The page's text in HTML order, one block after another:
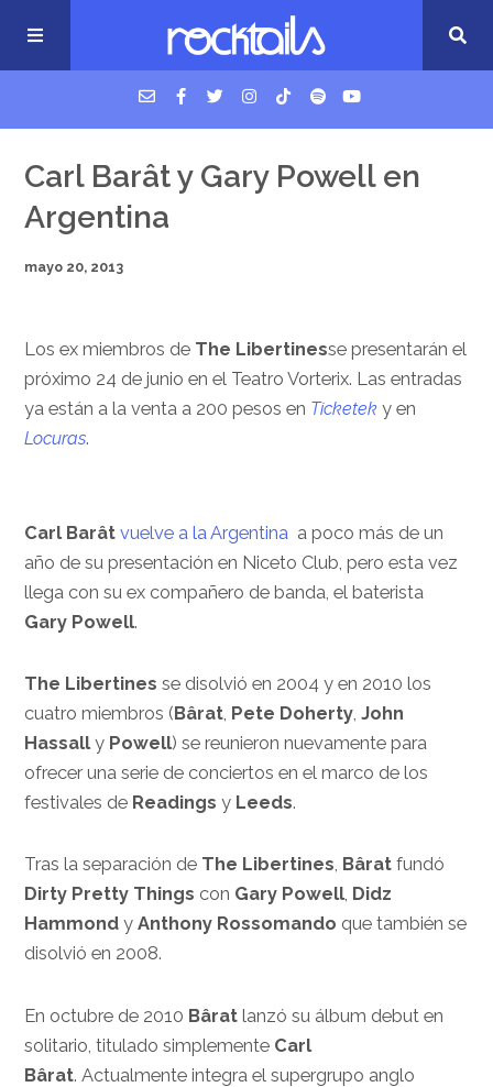
USM Podcast
Cigarrillos en la cama
Carl Barât y Gary Powell en
Argentina
mayo 20, 2013
Los ex miembros de The Libertinesse presentarán el
próximo 24 de junio en el Teatro Vorterix. Las entradas
ya están a la venta a 200 pesos en Ticketek y en
Locuras.
Carl Barât vuelve a la Argentina a poco más de un
año de su presentación en Niceto Club, pero esta vez
llega con su ex compañero de banda, el baterista
Gary Powell.
The Libertines se disolvió en 2004 y en 2010 los
cuatro miembros (Bârat, Pete Doherty,John
Hassally Powell) se reunieron nuevamente para
ofrecer una serie de conciertos en el marco de los
festivales de Readings y Leeds.
Tras la separación de The Libertines, Bârat fundó
Dirty Pretty Things con Gary Powell, Didz
Hammond yAnthony Rossomando que también se
disolvió en 2008.
En octubre de 2010 Bârat lanzó su álbum debut en
solitario, titulado simplemente Carl
Bârat. Actualmente integra el supergrupo anglo